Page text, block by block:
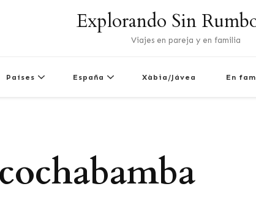
Explorando Sin
Viajes en pareja y en familia
Países España Xàbia/Jávea En